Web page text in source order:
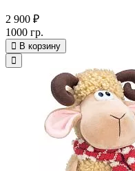
2 900 ₽
1000 гр.
В корзину